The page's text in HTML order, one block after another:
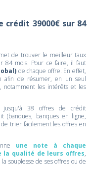
crédit 39000€ sur 84
de trouver le meilleur taux
84 mois. Pour ce faire, il faut
de chaque offre. En effet,
afin de résumer, en un seul
notamment les intérêts et les
jusqu'à 38 offres de crédit
(banques, banques en ligne,
trier facilement les offres en
une note à chaque
la qualité de leurs offres,
souplesse de ses offres ou de